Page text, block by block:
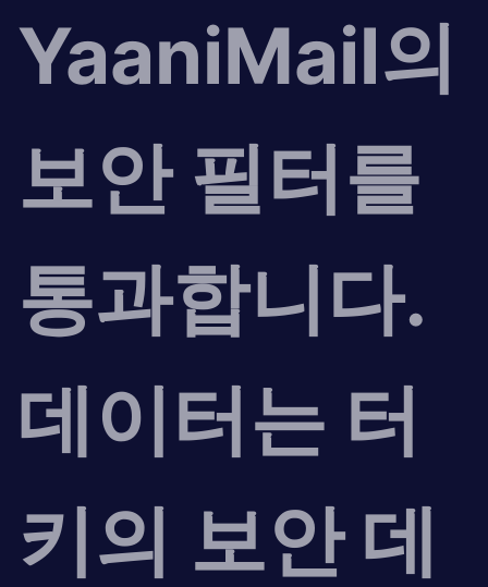
YaaniMail의
보안 필터를
통과합니다.
데이터는 터
키의 보안 데